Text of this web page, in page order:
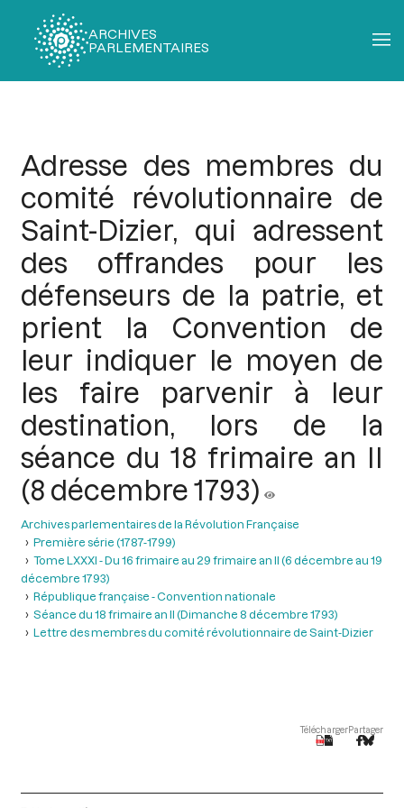
ARCHIVES
PARLEMENTAIRES
Adresse des membres du
comité révolutionnaire de
Saint-Dizier, qui adressent
des offrandes pour les
défenseurs de la patrie, et
prient la Convention de
leur indiquer le moyen de
les faire parvenir à leur
destination, lors de la
séance du 18 frimaire an II
(8 décembre 1793)
Archives parlementaires de la Révolution Française
Première série (1787-1799)
Tome LXXXI - Du 16 frimaire au 29 frimaire an II (6 décembre au 19
décembre 1793)
République française - Convention nationale
Séance du 18 frimaire an II (Dimanche 8 décembre 1793)
Lettre des membres du comité révolutionnaire de Saint-Dizier
TéléchargerPartager